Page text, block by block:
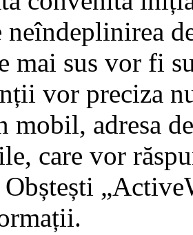
neîndeplinirea
mai sus vor fi
vor preciza
mobil, adresa
care vor